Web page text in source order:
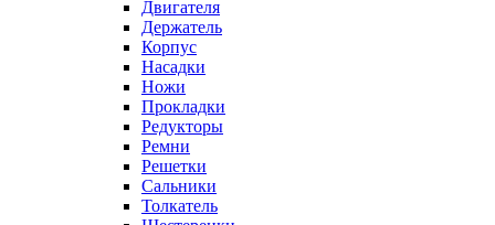
Двигателя
Держатель
Корпус
Насадки
Ножи
Прокладки
Редукторы
Ремни
Решетки
Сальники
Толкатель